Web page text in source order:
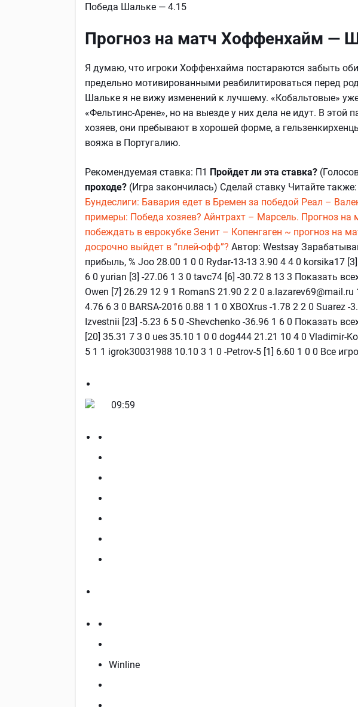
Победа Шальке — 4.15
Прогноз на матч Хоффенхайм —
Я думаю, что игроки Хоффенхайма постараются забыть
предельно мотивированными реабилитироваться перед
Шальке я не вижу изменений к лучшему. «Кобальтовые»
«Фельтинс-Арене», но на выезде у них дела не идут. В этой
хозяев, они пребывают в хорошей форме, а
вояжа в Португалию.
Рекомендуемая ставка: П1 Пройдет ли эта ставка?
проходе? (Игра закончилась) Сделай ставку Читайте также:
Бундеслиги: Бавария едет в Бремен за победой Реал –
примеры: Победа хозяев? Айнтрахт – Марсель. Прогноз на
побеждать в еврокубке Зенит – Копенгаген ~ прогноз на
досрочно выйдет в “плей-офф”? Автор: Westsay
прибыль, % Joo 28.00 1 0 0 Rydar-13-13 3.90 4 4 0 korsika17
6 0 yurian [3] -27.06 1 3 0 tavc74 [6] -30.72 8 13 3 Показать
Owen [7] 26.29 12 9 1 RomanS 21.90 2 2 0
4.76 6 3 0 BARSA-2016 0.88 1 1 0 XBOXrus -1.78 2 2 0 Suarez
Izvestnii [23] -5.23 6 5 0 -Shevchenko -36.96 1 6 0 Показать
[20] 35.31 7 3 0 ues 35.10 1 0 0 dog444 21.21 10 4 0 Vladimir-
5 1 1 igrok30031988 10.10 3 1 0 -Petrov-5 [1] 6.60 1 0 0 Все
09:59
Winline